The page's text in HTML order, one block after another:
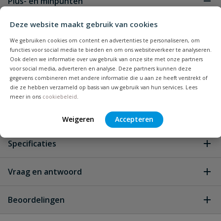
Deze website maakt gebruik van cookies
We gebruiken cookies om content en advertenties te personaliseren, om
functies voor social media te bieden en om ons websiteverkeer te analyseren.
Ook delen we informatie over uw gebruik van onze site met onze partners
voor social media, adverteren en analyse. Deze partners kunnen deze
gegevens combineren met andere informatie die u aan ze heeft verstrekt of
die ze hebben verzameld op basis van uw gebruik van hun services. Lees
meer in ons cookiebeleid
Weigeren Accepteren
RVS kwaliteit: corrosiebestendig en duurzaam voor
Snel koppelen: stevige GEKA klauwverbinding met
symmetrisch ontwerp
Drinkwaterveilig: voorzien van drinkwaterkeurmerk
Universeel passend: nokafstand 40 mm, breed
compatibel binnen GEKA-systemen
3/4″ (19 mm) en 1″ (25 mm)
Specificaties
Type aansluiting
Vraag en antwoord
Beoordelingen